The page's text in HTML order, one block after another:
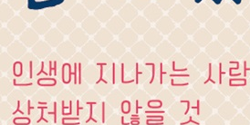
무작정 열심히 하지 말 것
께 살아가기 위한 to do list
소한의 예의를 보일 것
이해받으려 애쓰지 않을 것